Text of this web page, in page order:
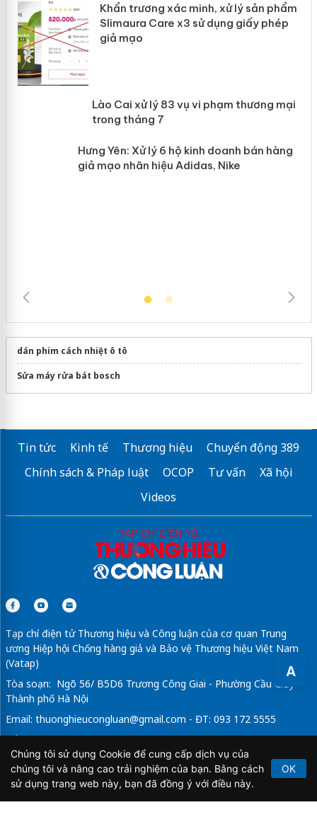
A
Khẩn trương xác minh, xử lý sản phẩm
Slimaura Care x3 sử dụng giấy phép
giả mạo
Lào Cai xử lý 83 vụ vi phạm thương
mại trong tháng 7
dán phim cách nhiệt ô tô
Sửa máy rửa bát bosch
Tin tức Kinh tế Thương hiệu
Chuyển động 389
Chính sách & Pháp luật
OCOP Tư vấn
Xã hội
Videos
Tạp chí điện tử Thương hiệu và Công luận của cơ quan Trung
ương Hiệp hội Chống hàng giả và Bảo vệ Thương hiệu Việt Nam
(Vatap)
Tòa soạn: Ngõ 56/ B5D6 Trương Công Giai - Phường Cầu Giấy -
Thành phố Hà Nội
Email: thuonghieucongluan@gmail.com - ĐT: 093 172 5555
Tổng Biên Tập: Vũ Đức Thuận
Giấy phép hoạt động báo chí điện tử số 64/GP-BTTTT do Bộ
Thông tin và Truyền thông cấp ngày 21/2/2020.
Chúng tôi sử dụng Cookie để cung cấp dịch vụ của
chúng tôi và nâng cao trải nghiệm của bạn. Bằng cách
sử dụng trang web này, bạn đã đồng ý với điều này.
OK